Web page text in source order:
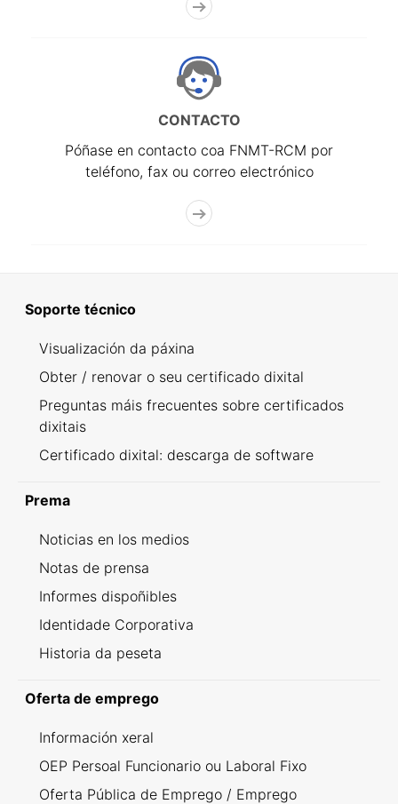
CONTACTO
Póñase en contacto coa FNMT-RCM por
teléfono, fax ou correo electrónico
Soporte técnico
Visualización da páxina
Obter / renovar o seu certificado dixital
Preguntas máis frecuentes sobre certificados
dixitais
Certificado dixital: descarga de software
Prema
Noticias en los medios
Notas de prensa
Informes dispoñibles
Identidade Corporativa
Historia da peseta
Oferta de emprego
Información xeral
OEP Persoal Funcionario ou Laboral Fixo
Oferta Pública de Emprego / Emprego